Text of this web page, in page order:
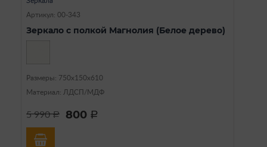
Артикул: 00-343
Зеркало с полкой Магнолия (Белое дерево)
Размеры: 750х150х610
Материал: ЛДСП/МДФ
5 990a 800 a